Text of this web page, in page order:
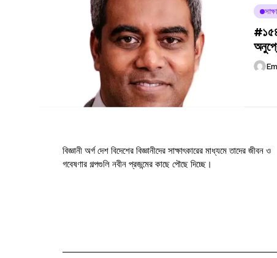
বিজ্ঞানী অর্গ দেশ বিদেশের বিজ্ঞানীদের সাক্ষাৎকারের মাধ্যমে তাদের জীবন ও
গবেষণার গল্পগুলি নবীন প্রজন্মের কাছে পৌছে দিচ্ছে।